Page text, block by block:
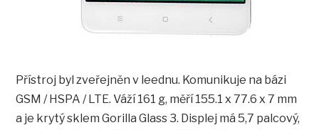
Přístroj byl zveřejněn v leednu. Komunikuje na bázi
GSM / HSPA / LTE. Váží 161 g, měří 155.1 x 77.6 x 7 mm
a je krytý sklem Gorilla Glass 3. Displej má 5,7 palcový,